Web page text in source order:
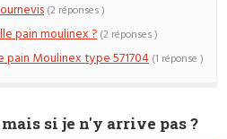
(2 réponses )
pain moulinex ? (2 réponses )
Moulinex type 571704 (1 réponse )
mais si je n'y arrive pas ?